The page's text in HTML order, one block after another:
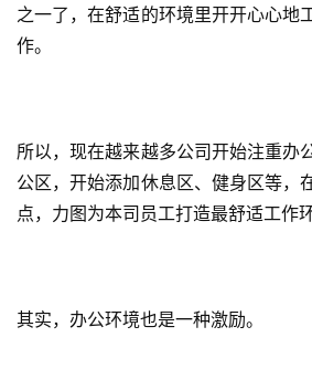
之一了，在舒适的环境里开开心心地
作。
所以，现在越来越多公司开始注重办
公区，开始添加休息区、健身区等，
点，力图为本司员工打造最舒适工作环
其实，办公环境也是一种激励。